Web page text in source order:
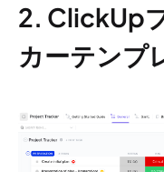
2. ClickUp
カーテンプ